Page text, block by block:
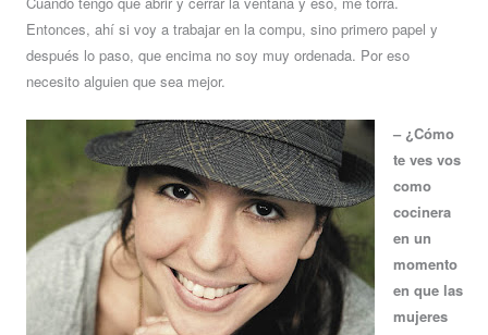
Entonces, ahí si voy a trabajar en la compu, sino primero papel y
después lo paso, que encima no soy muy ordenada. Por eso
necesito alguien que sea mejor.
– ¿Cómo
te ves vos
como
cocinera
en un
momento
en que las
mujeres